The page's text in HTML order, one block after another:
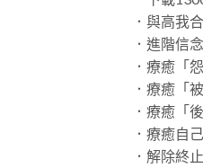
．與高我
．進階信
．療癒「
．療癒「
．療癒「
．療癒自
．解除終